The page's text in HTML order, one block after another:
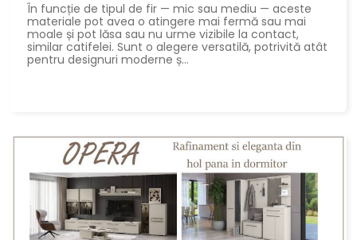
În funcție de tipul de fir — mic sau mediu — aceste
materiale pot avea o atingere mai fermă sau mai
moale și pot lăsa sau nu urme vizibile la contact,
similar catifelei. Sunt o alegere versatilă, potrivită atât
pentru designuri moderne ș...